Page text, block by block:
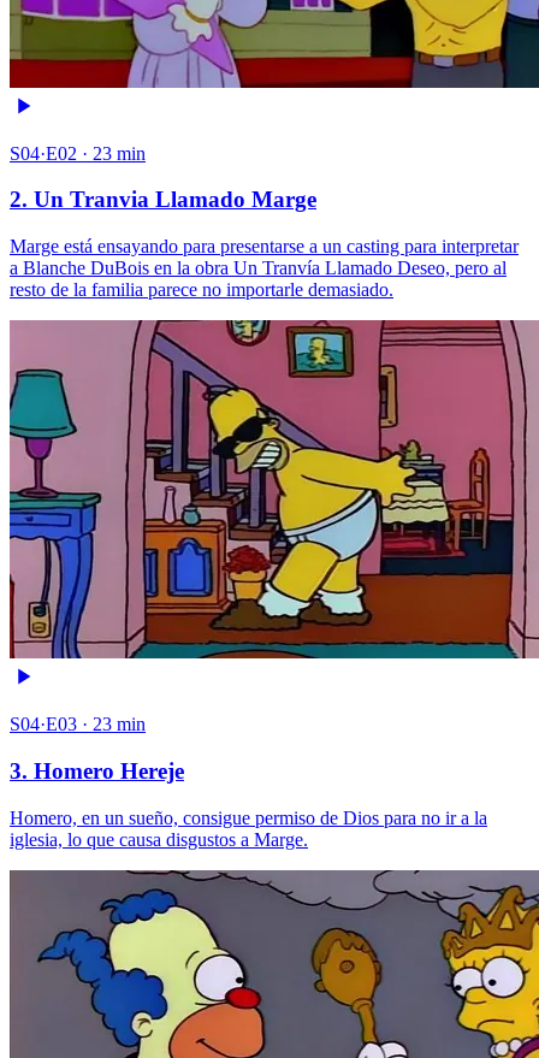
S04·E02 · 23 min
2. Un Tranvia Llamado Marge
Marge está ensayando para presentarse a un casting para interpretar
a Blanche DuBois en la obra Un Tranvía Llamado Deseo, pero al
resto de la familia parece no importarle demasiado.
S04·E03 · 23 min
3. Homero Hereje
Homero, en un sueño, consigue permiso de Dios para no ir a la
iglesia, lo que causa disgustos a Marge.